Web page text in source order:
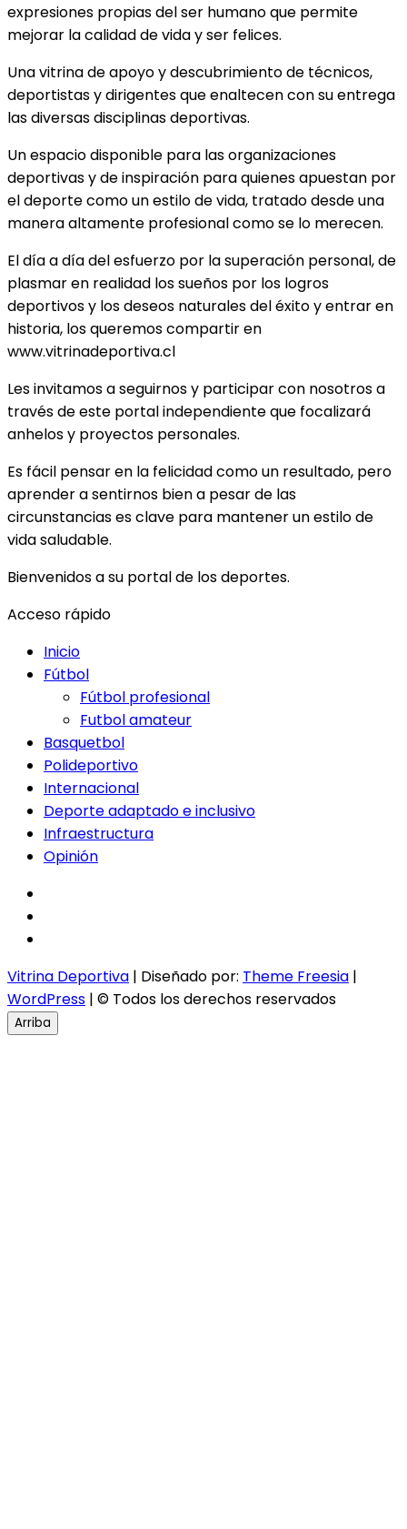
expresiones propias del ser humano que permite
mejorar la calidad de vida y ser felices.
Una vitrina de apoyo y descubrimiento de técnicos,
deportistas y dirigentes que enaltecen con su entrega
las diversas disciplinas deportivas.
Un espacio disponible para las organizaciones
deportivas y de inspiración para quienes apuestan por
el deporte como un estilo de vida, tratado desde una
manera altamente profesional como se lo merecen.
El día a día del esfuerzo por la superación personal, de
plasmar en realidad los sueños por los logros
deportivos y los deseos naturales del éxito y entrar en
historia, los queremos compartir en
www.vitrinadeportiva.cl
Les invitamos a seguirnos y participar con nosotros a
través de este portal independiente que focalizará
anhelos y proyectos personales.
Es fácil pensar en la felicidad como un resultado, pero
aprender a sentirnos bien a pesar de las
circunstancias es clave para mantener un estilo de
vida saludable.
Bienvenidos a su portal de los deportes.
Acceso rápido
Inicio
Fútbol
Fútbol profesional
Futbol amateur
Basquetbol
Polideportivo
Internacional
Deporte adaptado e inclusivo
Infraestructura
Opinión
Vitrina Deportiva | Diseñado por: Theme Freesia |
WordPress | © Todos los derechos reservados
Arriba